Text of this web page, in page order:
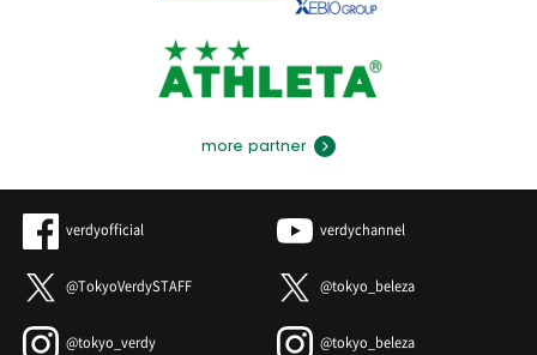
more partner
verdyofficial verdychannel
@TokyoVerdySTAFF @tokyo_beleza
@tokyo_verdy @tokyo_beleza